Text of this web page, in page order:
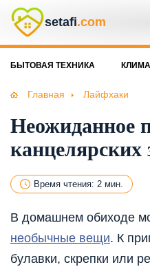
setafi.com
БЫТОВАЯ ТЕХНИКА
Главная Лайфхаки
Неожиданное
Время чтения: 2 мин.
В домашнем обиходе
необычные вещи. К
булавки, скрепки или